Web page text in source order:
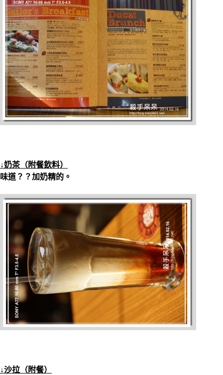
↓奶茶（附餐飲料）
味道？？加奶精的。
↓沙拉（附餐）